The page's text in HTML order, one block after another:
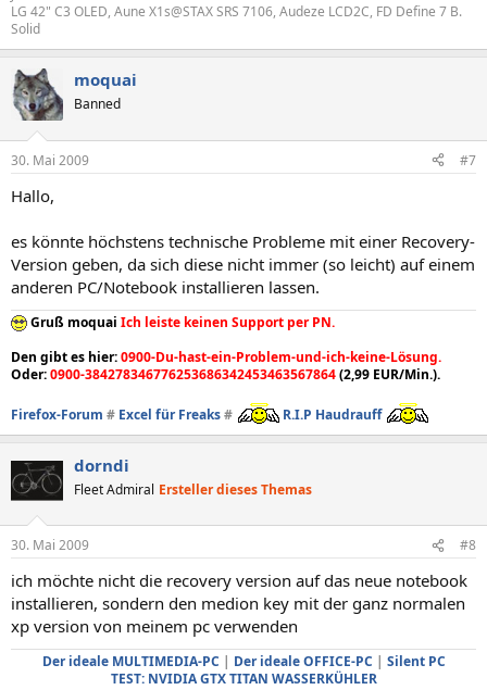
LG 42" C3 OLED, Aune X1s@STAX SRS 7106, Audeze LCD2C, FD Define 7 B.
Solid
moquai
Banned
30. Mai 2009 #7
Hallo,
es könnte höchstens technische Probleme mit einer Recovery-
Version geben, da sich diese nicht immer (so leicht) auf einem
anderen PC/Notebook installieren lassen.
Gruß moquai Ich leiste keinen Support per PN.
Den gibt es hier:0900-Du-hast-ein-Problem-und-ich-keine-Lösung.
Oder:0900-384278346776253686342453463567864(2,99 EUR/Min.).
Firefox-Forum # Excel für Freaks# R.I.P Haudrauff
dorndi
Fleet Admiral Ersteller dieses Themas
30. Mai 2009 #8
ich möchte nicht die recovery version auf das neue notebook
installieren, sondern den medion key mit der ganz normalen
xp version von meinem pc verwenden
Der ideale MULTIMEDIA-PC | Der ideale OFFICE-PC | Silent PC
TEST: NVIDIA GTX TITAN WASSERKÜHLER